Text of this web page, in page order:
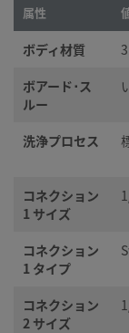
属性
ボディ材質
ボアード･ス
ルー
洗浄プロセス
コネクション
1 サイズ
コネクション
1 タイプ
コネクション
2 サイズ